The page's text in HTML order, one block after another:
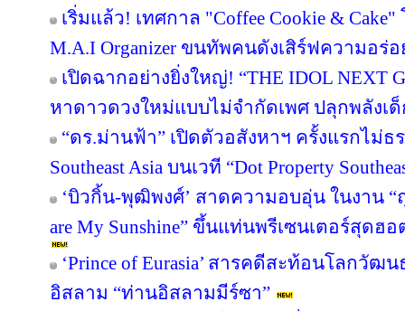
เริ่มแล้ว! เทศกาล "Coffee Cookie &
M.A.I Organizer ขนทัพคนดังเสิร์ฟความอร่
เปิดฉากอย่างยิ่งใหญ่! “THE IDOL NEXT
หาดาวดวงใหม่แบบไม่จำกัดเพศ ปลุกพลังเ
“ดร.ม่านฟ้า” เปิดตัวอสังหาฯ ครั้งแรกไม่
Southeast Asia บนเวที “Dot Property
‘บิวกิ้น-พุฒิพงศ์’ สาดความอบอุ่น ในงาน “
are My Sunshine” ขึ้นแท่นพรีเซนเตอร์สุด
‘Prince of Eurasia’ สารคดีสะท้อนโลกวัฒ
อิสลาม “ท่านอิสลามมีร์ซา”